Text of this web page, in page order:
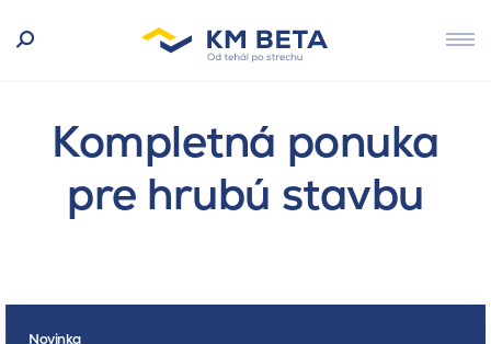
Kompletná ponuka
pre hrubú stavbu
Novinka